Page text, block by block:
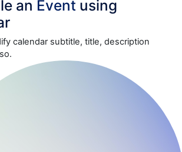
an Event using
calendar subtitle, title, description